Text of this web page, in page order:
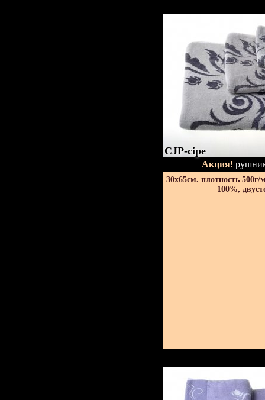
CJP-сіре
Акция!
30х65см. плотность 500г/
100%,